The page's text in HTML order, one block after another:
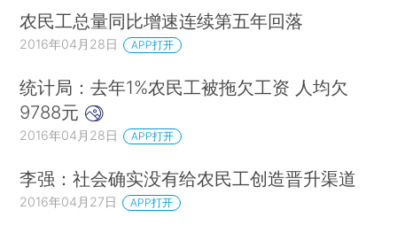
农民工总量同比增速连续第五年回落
2016年04月28日 APP打开
统计局：去年1%农民工被拖欠工资 人均欠
9788元
2016年04月28日 APP打开
李强：社会确实没有给农民工创造晋升渠道
2016年04月27日 APP打开